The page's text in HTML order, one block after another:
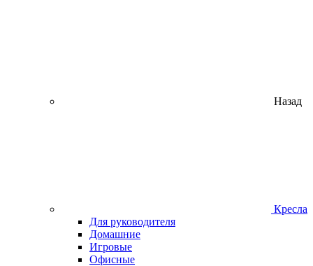
Назад
Кресла
Для руководителя
Домашние
Игровые
Офисные